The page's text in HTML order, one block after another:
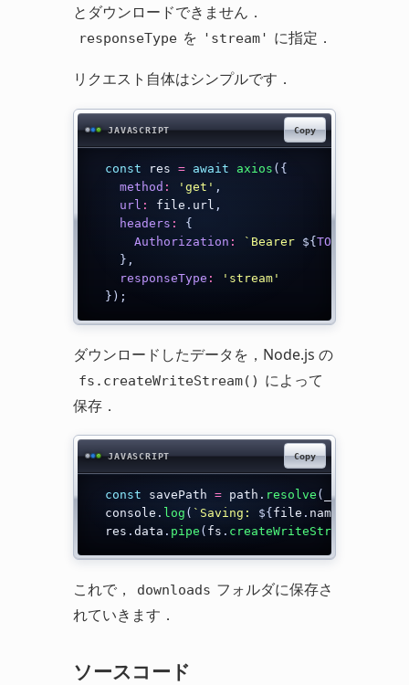
とダウンロードできません．
responseType を 'stream' に指定．
リクエスト自体はシンプルです．
JAVASCRIPT Copy
const res = await axios ( {
method : 'get' ,
url : file . url ,
headers :
{
Authorization : ` Bearer ${TOKEN
} ,
responseType :
'stream'
} ) ;
ダウンロードしたデータを，Node.js の
fs.createWriteStream() によって
保存．
JAVASCRIPT Copy
const savePath = path . resolve ( __dirname
  console
. log ( ` Saving: ${ file . name
  res
.data . pipe ( fs . createWriteStream
これで， downloads フォルダに保存さ
れていきます．
ソースコード